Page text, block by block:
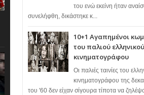
του ενώ εκείνη ήταν
συνελήφθη, δικάστηκε κ...
10+1 Αγαπημένοι
του παλιού ελληνικού
κινηματογράφου
Οι παλιές ταινίες του
κινηματογράφου της
του '60 δεν είχαν σίγουρα τίποτα να